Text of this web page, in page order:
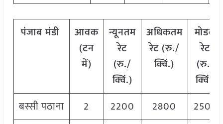
पंजाबमंडी
आवक
(टन
में)
न्यूनतम
रेट
(रु./
क्विं.)
अधिकतम
रेट (रु./
क्विं.)
मोडल
रेट
(रु./
क्विं.)
बस्सी पठाना
2 2200 2800
2500